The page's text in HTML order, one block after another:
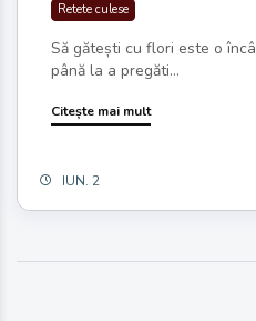
Retete culese
Să gătești cu flori este o
până la a pregăti...
Citește mai mult
IUN. 2